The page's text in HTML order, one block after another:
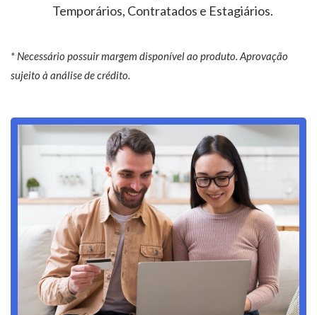
Temporários, Contratados e Estagiários.
* Necessário possuir margem disponível ao produto. Aprovação
sujeito à análise de crédito.